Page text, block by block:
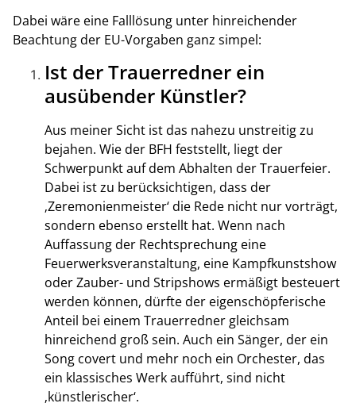
Dabei wäre eine Falllösung unter hinreichender
Beachtung der EU-Vorgaben ganz simpel:
Ist der Trauerredner ein
ausübender Künstler?
Aus meiner Sicht ist das nahezu unstreitig zu
bejahen. Wie der BFH feststellt, liegt der
Schwerpunkt auf dem Abhalten der Trauerfeier.
Dabei ist zu berücksichtigen, dass der
‚Zeremonienmeister‘ die Rede nicht nur vorträgt,
sondern ebenso erstellt hat. Wenn nach
Auffassung der Rechtsprechung eine
Feuerwerksveranstaltung, eine Kampfkunstshow
oder Zauber- und Stripshows ermäßigt besteuert
werden können, dürfte der eigenschöpferische
Anteil bei einem Trauerredner gleichsam
hinreichend groß sein. Auch ein Sänger, der ein
Song covert und mehr noch ein Orchester, das
ein klassisches Werk aufführt, sind nicht
‚künstlerischer‘.